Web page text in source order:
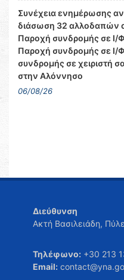
Συνέχεια ενημέρωσης
διάσωση 32 αλλοδαπών
Παροχή συνδρομής σε Ι/
Παροχή συνδρομής σε Ι/
συνδρομής σε χειριστή
στην Αλόννησο
06/08/26
Διεύθυνση
Ακτή Βασιλειάδη,
Τηλέφωνο: +30 213
Email: